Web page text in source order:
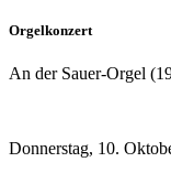
Orgelkonzert
An der Sauer-Orgel
Donnerstag, 10.